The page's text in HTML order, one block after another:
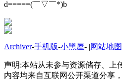
d=====(￣▽￣*)b
Archiver-手机版-小黑屋- |网站地图
声明:本站从未参与资源储存、上
内容均来自互联网公开渠道分享